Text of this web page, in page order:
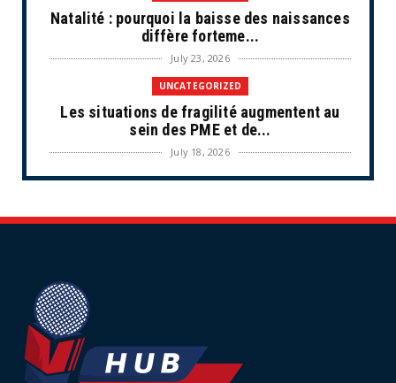
Natalité : pourquoi la baisse des naissances
diffère forteme...
July 23, 2026
UNCATEGORIZED
Les situations de fragilité augmentent au
sein des PME et de...
July 18, 2026
ECONOMIE
coup de pression syn...
Tabac : les ventes chutent, les recettes
UNCATEGORIZED